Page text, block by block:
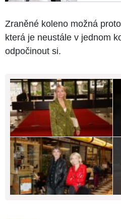
Zraněné koleno možná
která je neustále v jednom
odpočinout si.